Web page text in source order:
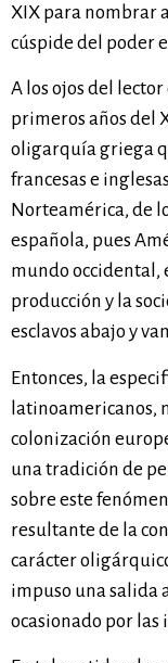
XIX para nombrar
cúspide del poder
A los ojos del
primeros años del
oligarquía griega
francesas e
Norteamérica, de
española, pues
mundo occidental,
producción y la
esclavos abajo y
Entonces, la
latinoamericanos,
colonización
una tradición de
sobre este
resultante de la
carácter
impuso una salida
ocasionado por las